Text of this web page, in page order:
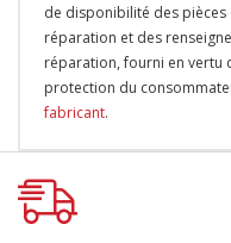
de disponibilité des pièces
réparation et des
réparation, fourni en vertu
protection du
fabricant.
Onglet
personnalisé